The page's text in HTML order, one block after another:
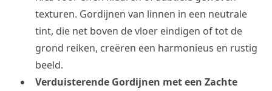
texturen. Gordijnen van linnen in een neutrale
tint, die net boven de vloer eindigen of tot de
grond reiken, creëren een harmonieus en rustig
beeld.
Verduisterende Gordijnen met een Zachte